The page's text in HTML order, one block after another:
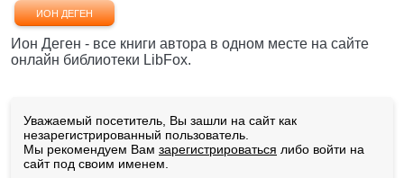
ИОН ДЕГЕН
Ион Деген - все книги автора в одном месте на сайте
онлайн библиотеки LibFox.
Уважаемый посетитель, Вы зашли на сайт как
незарегистрированный пользователь.
Мы рекомендуем Вам зарегистрироваться либо войти на
сайт под своим именем.